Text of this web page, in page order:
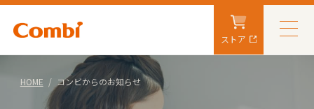
ストア
HOME コンビからのお知らせ